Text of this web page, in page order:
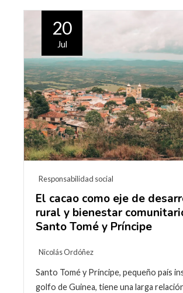
20
Jul
Responsabilidad social
El cacao como eje de
rural y bienestar
Santo Tomé y Príncipe
Nicolás Ordóñez
Santo Tomé y Príncipe, pequeño país
golfo de Guinea, tiene una larga